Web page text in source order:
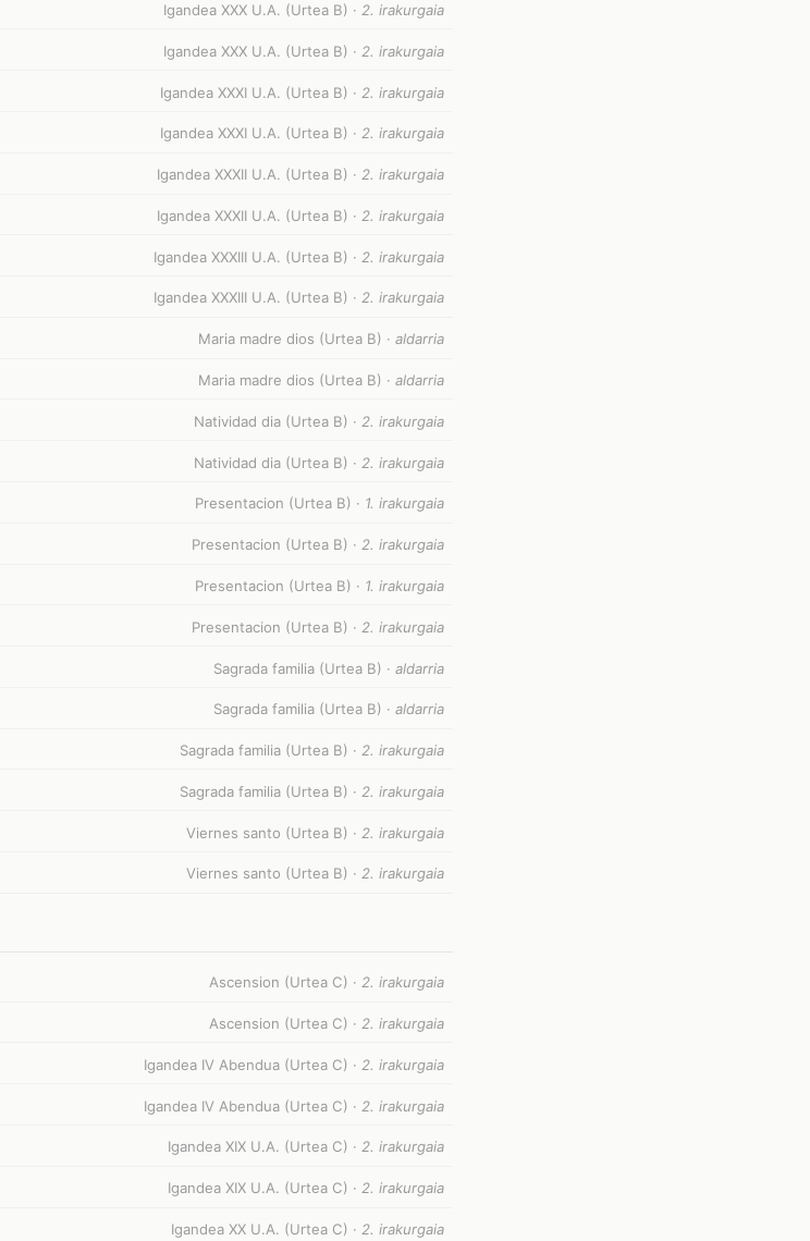
Igandea XXX U.A. (Urtea B) · 2. irakurgaia
Igandea XXX U.A. (Urtea B) · 2. irakurgaia
Igandea XXXI U.A. (Urtea B) · 2. irakurgaia
Igandea XXXI U.A. (Urtea B) · 2. irakurgaia
Igandea XXXII U.A. (Urtea B) · 2. irakurgaia
Igandea XXXII U.A. (Urtea B) · 2. irakurgaia
Igandea XXXIII U.A. (Urtea B) · 2. irakurgaia
Igandea XXXIII U.A. (Urtea B) · 2. irakurgaia
Maria madre dios (Urtea B) · aldarria
Maria madre dios (Urtea B) · aldarria
Natividad dia (Urtea B) · 2. irakurgaia
Natividad dia (Urtea B) · 2. irakurgaia
Presentacion (Urtea B) · 1. irakurgaia
Presentacion (Urtea B) · 2. irakurgaia
Presentacion (Urtea B) · 1. irakurgaia
Presentacion (Urtea B) · 2. irakurgaia
Sagrada familia (Urtea B) · aldarria
Sagrada familia (Urtea B) · aldarria
Sagrada familia (Urtea B) · 2. irakurgaia
Sagrada familia (Urtea B) · 2. irakurgaia
Viernes santo (Urtea B) · 2. irakurgaia
Viernes santo (Urtea B) · 2. irakurgaia
Ascension (Urtea C) · 2. irakurgaia
Ascension (Urtea C) · 2. irakurgaia
Igandea IV Abendua (Urtea C) · 2. irakurgaia
Igandea IV Abendua (Urtea C) · 2. irakurgaia
Igandea XIX U.A. (Urtea C) · 2. irakurgaia
Igandea XIX U.A. (Urtea C) · 2. irakurgaia
Igandea XX U.A. (Urtea C) · 2. irakurgaia